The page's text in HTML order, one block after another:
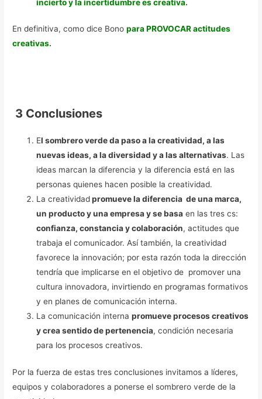
incierto y la incertidumbre es creativa.
En definitiva, como dice Bonopara PROVOCAR actitudes
creativas.
3 Conclusiones
El sombrero verde da paso a la creatividad, a las
nuevas ideas, a la diversidad y a las alternativas. Las
ideas marcan la diferencia y la diferencia está en las
personas quienes hacen posible la creatividad.
La creatividadpromueve la diferencia de una marca,
un producto y una empresa y se basa en las tres cs:
confianza, constancia y colaboración, actitudes que
trabaja el comunicador. Así también, la creatividad
favorece la innovación; por esta razón toda la dirección
tendría que implicarse en el objetivo de promover una
cultura innovadora, invirtiendo en programas formativos
y en planes de comunicación interna.
La comunicación internapromueve procesos creativos
y crea sentido de pertenencia, condición necesaria
para los procesos creativos.
Por la fuerza de estas tres conclusiones invitamos a líderes,
equipos y colaboradores a ponerse el sombrero verde de la